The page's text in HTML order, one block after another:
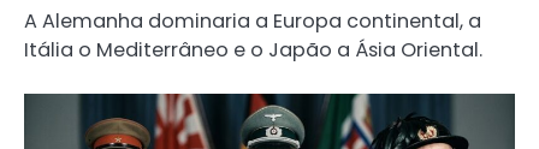
A Alemanha dominaria a Europa continental, a
Itália o Mediterrâneo e o Japão a Ásia Oriental.